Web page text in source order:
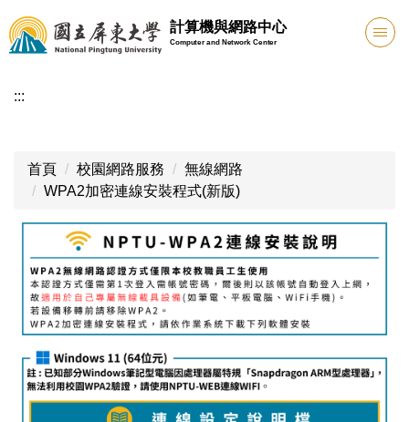
跳
到
主
內
計算機與網路中心
Computer and Network Center
:::
首頁 校園網路服務
無線網路
WPA2加密連線安裝程式(新版)